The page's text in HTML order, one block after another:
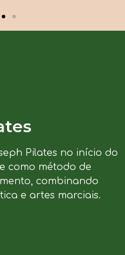
Pilates no início do
como método de
combinando
e artes marciais.